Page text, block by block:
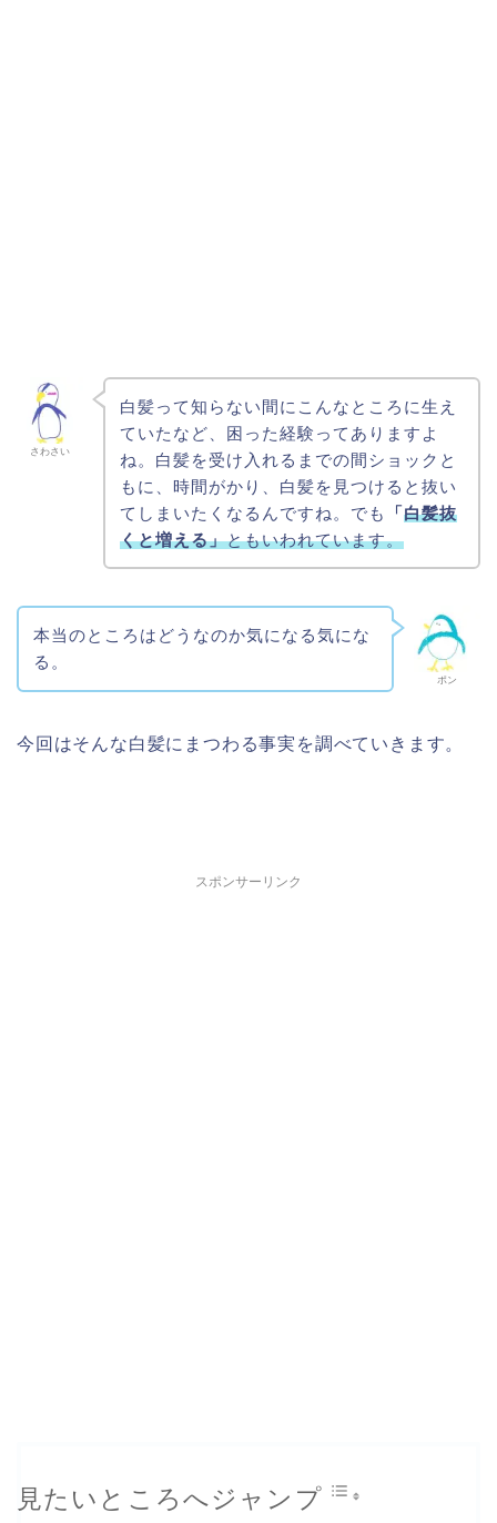
さわさい
白髪って知らない間にこんなところに生え
ていたなど、困った経験ってありますよ
ね。白髪を受け入れるまでの間ショックと
もに、時間がかり、白髪を見つけると抜い
てしまいたくなるんですね。でも
「白髪抜
くと増える」ともいわれています。
ポン
本当のところはどうなのか気になる気にな
る。
今回はそんな白髪にまつわる事実を調べていきます。
スポンサーリンク
見たいところへジャンプ